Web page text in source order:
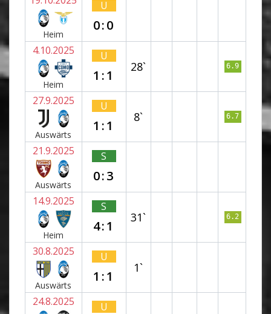
Heim
U
0:0
4.10.2025
Heim
U
1:1
28` 6.9
27.9.2025
Auswärts
U
1:1
8` 6.7
21.9.2025
Auswärts
S
0:3
14.9.2025
Heim
S
4:1
31` 6.2
30.8.2025
Auswärts
U
1:1
1`
24.8.2025 U